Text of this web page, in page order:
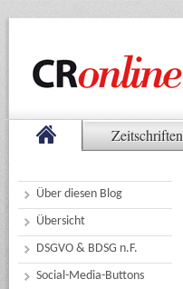
Zeitschriften
Über diesen Blog
Übersicht
DSGVO & BDSG n.F.
Social-Media-Buttons